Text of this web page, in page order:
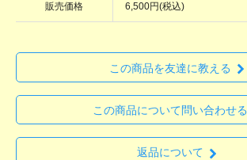
販売価格 6,500円(税込)
この商品を友達に教える
この商品について問い合わせる
返品について